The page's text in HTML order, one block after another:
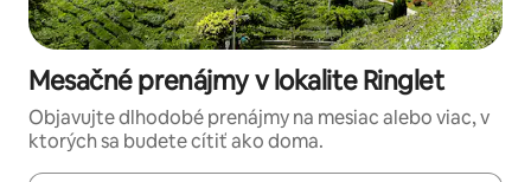
Mesačné prenájmy v lokalite Ringlet
Objavujte dlhodobé prenájmy na mesiac alebo viac, v
ktorých sa budete cítiť ako doma.